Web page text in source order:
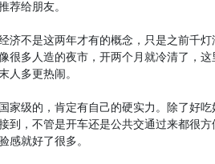
荐给朋友。
济不是这两年才有的概念，只是之前千
很多人造的夜市，开两个月就冷清了，
人多更热闹。
家级的，肯定有自己的硬实力。除了好
到，不管是开车还是公共交通过来都很
感就好了很多。